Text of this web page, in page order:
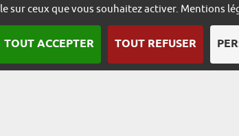
sur ceux que vous souhaitez activer. Mentions
TOUT ACCEPTER TOUT REFUSER